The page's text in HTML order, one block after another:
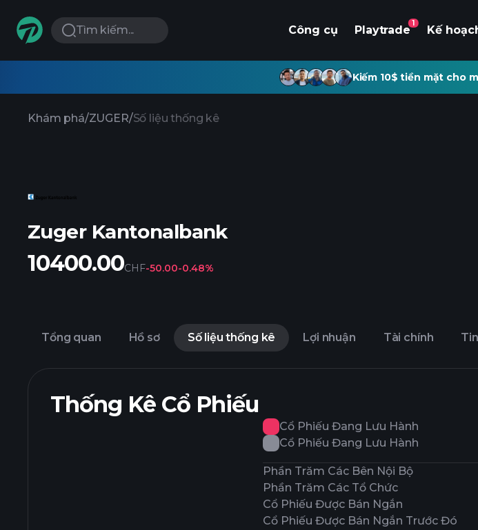
Tìm kiếm... Công cụ Playtrade
1
Kế
Kiếm 10$ tiền mặt cho
Khám phá/ZUGER/Số liệu thống kê
Zuger Kantonalbank
10400.00CHF-50.00-0.48%
Tổng quan Hồ sơ Số liệu thống kê Lợi nhuận Tài chính
Thống Kê Cổ Phiếu
Cổ Phiếu Đang Lưu Hành
Cổ Phiếu Đang Lưu Hành
Phần Trăm Các Bên Nội Bộ
Phần Trăm Các Tổ Chức
Cổ Phiếu Được Bán Ngắn
Cổ Phiếu Được Bán Ngắn Trước Đó